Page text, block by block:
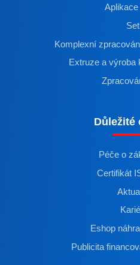
Aplikace
Komplexní
Extruze a
Důležité
Péče o
Certifikát
Eshop
Publicita